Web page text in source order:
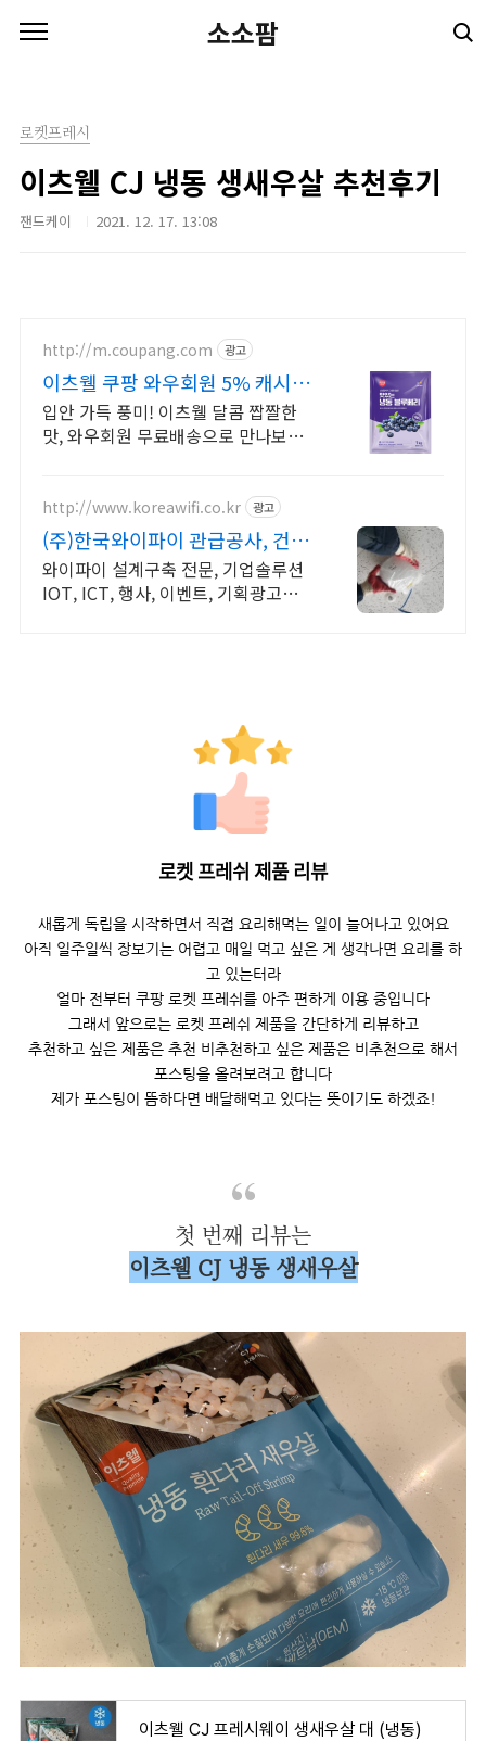
소소팜
로켓프레시
이츠웰 CJ 냉동 생새우살 추천후기
잰드케이 2021. 12. 17. 13:08
http://m.coupang.com 광고
이츠웰 쿠팡 와우회원 5% 캐시
적립
입안 가득 풍미! 이츠웰 달콤 짭짤한
맛, 와우회원 무료배송으로 만나보세
켓배송.
http://www.koreawifi.co.kr 광고
(주)한국와이파이 관급공사, 건설
공사 가능
와이파이 설계구축 전문, 기업솔루션
IOT, ICT, 행사, 이벤트, 기획광고사
로켓 프레쉬 제품 리뷰
새롭게 독립을 시작하면서 직접 요리해먹는 일이 늘어나고 있어요
아직 일주일씩 장보기는 어렵고 매일 먹고 싶은 게 생각나면 요리를 하
고 있는터라
얼마 전부터 쿠팡 로켓 프레쉬를 아주 편하게 이용 중입니다
그래서 앞으로는 로켓 프레쉬 제품을 간단하게 리뷰하고
추천하고 싶은 제품은 추천 비추천하고 싶은 제품은 비추천으로 해서
포스팅을 올려보려고 합니다
제가 포스팅이 뜸하다면 배달해먹고 있다는 뜻이기도 하겠죠!
첫 번째 리뷰는
이츠웰 CJ 냉동 생새우살
이츠웰 CJ 프레시웨이 생새우살 대 (냉동)